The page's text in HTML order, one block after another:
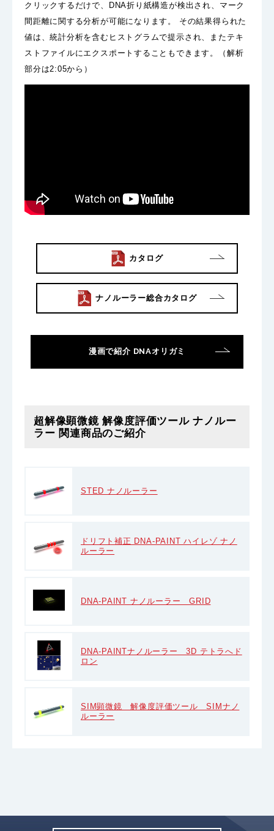
クリックするだけで、DNA折り紙構造が検出され、マーク
間距離に関する分析が可能になります。 その結果得られた
値は、統計分析を含むヒストグラムで提示され、またテキ
ストファイルにエクスポートすることもできます。（解析
部分は2:05から）
カタログ
ナノルーラー総合カタログ
漫画で紹介 DNAオリガミ
超解像顕微鏡 解像度評価ツール ナノルー
ラー 関連商品のご紹介
STED ナノルーラー
ドリフト補正 DNA-PAINT ハイレゾ ナノ
ルーラー
DNA-PAINT ナノルーラー GRID
DNA-PAINTナノルーラー 3D テトラへド
ロン
SIM顕微鏡 解像度評価ツール SIMナノ
ルーラー